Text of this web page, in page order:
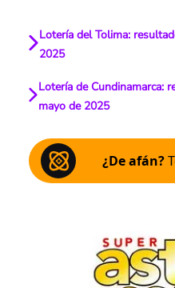
Lotería del Tolima:
2025
Lotería de Cundinamarca:
mayo de 2025
¿De afán?